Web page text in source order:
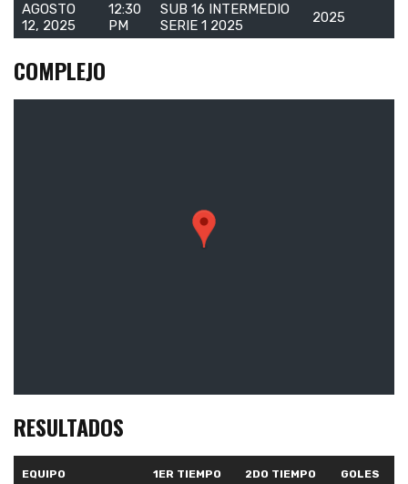
AGOSTO
12, 2025
12:30
PM
SUB 16 INTERMEDIO
SERIE 1 2025
2025
COMPLEJO
RESULTADOS
EQUIPO 1ER TIEMPO 2DO TIEMPO GOLES